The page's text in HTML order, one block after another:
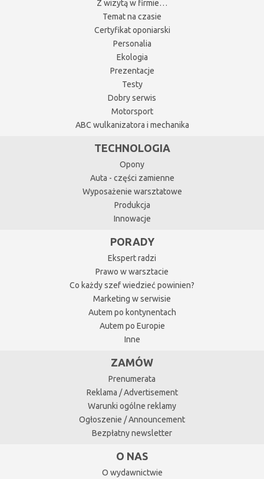
Z wizytą w firmie…
Temat na czasie
Certyfikat oponiarski
Personalia
Ekologia
Prezentacje
Testy
Dobry serwis
Motorsport
ABC wulkanizatora i mechanika
TECHNOLOGIA
Opony
Auta - części zamienne
Wyposażenie warsztatowe
Produkcja
Innowacje
PORADY
Ekspert radzi
Prawo w warsztacie
Co każdy szef wiedzieć powinien?
Marketing w serwisie
Autem po kontynentach
Autem po Europie
Inne
ZAMÓW
Prenumerata
Reklama / Advertisement
Warunki ogólne reklamy
Ogłoszenie / Announcement
Bezpłatny newsletter
O NAS
O wydawnictwie